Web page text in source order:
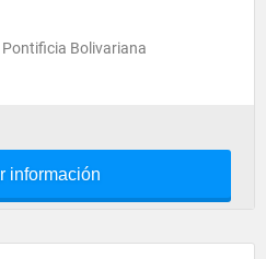
Pontificia Bolivariana
información